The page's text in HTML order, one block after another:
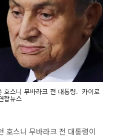
호스니 무바라크 전 대통령. 카이로
합뉴스
호스니 무바라크 전 대통령이